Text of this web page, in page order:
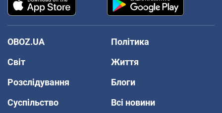
OBOZ.UA
Політика
Світ
Життя
Розслідування
Блоги
Суспільство
Всі новини